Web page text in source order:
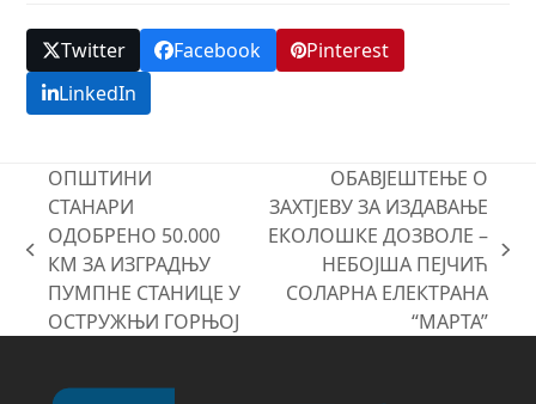
Twitter Facebook
Pinterest
LinkedIn
previous
post:
ОПШТИНИ
СТАНАРИ
ОДОБРЕНО 50.000
КМ ЗА ИЗГРАДЊУ
ПУМПНЕ СТАНИЦЕ У
ОСТРУЖЊИ ГОРЊОЈ
post:
ОБАВЈЕШТЕЊЕ О
ЗАХТЈЕВУ ЗА ИЗДАВАЊЕ
ЕКОЛОШКЕ ДОЗВОЛЕ –
НЕБОЈША ПЕЈЧИЋ
СОЛАРНА ЕЛЕКТРАНА
“МАРТА”